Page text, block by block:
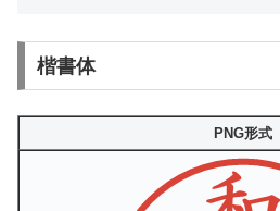
楷書体
PNG形式